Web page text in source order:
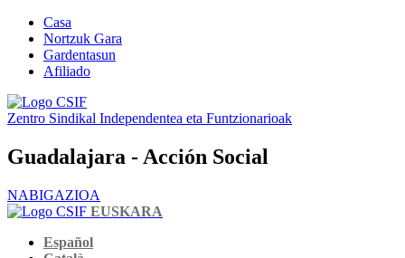
Casa
Nortzuk Gara
Gardentasun
Afiliado
Zentro Sindikal Independentea eta Funtzionarioak
Guadalajara - Acción Social
NABIGAZIOA
EUSKARA
Español